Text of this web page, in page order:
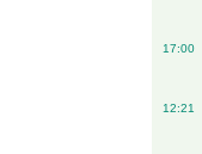
17:00
12:21